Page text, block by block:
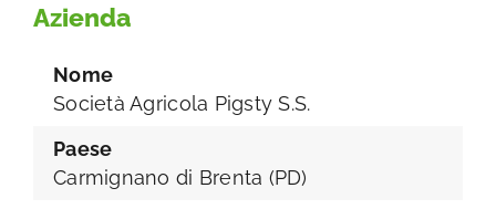
Azienda
Nome
Società Agricola Pigsty S.S.
Paese
Carmignano di Brenta (PD)